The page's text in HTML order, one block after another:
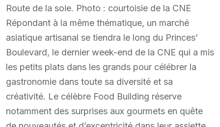
Route de la soie. Photo : courtoisie de la CNE
Répondant à la même thématique, un marché
asiatique artisanal se tiendra le long du Princes’
Boulevard, le dernier week-end de la CNE qui a mis
les petits plats dans les grands pour célébrer la
gastronomie dans toute sa diversité et sa
créativité. Le célèbre Food Building réserve
notamment des surprises aux gourmets en quête